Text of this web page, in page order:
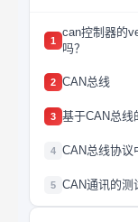
1
can控制器的
吗？
2 CAN总线
3 基于CAN总线
4 CAN总线协议
5 CAN通讯的测